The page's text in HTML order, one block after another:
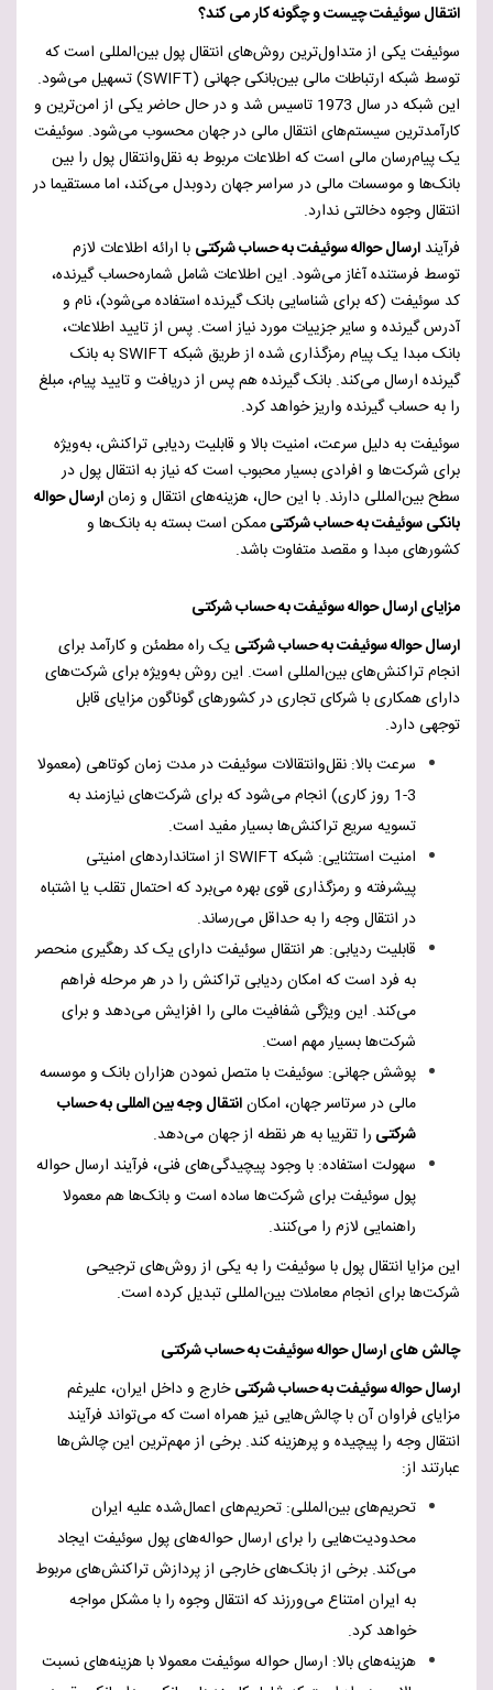
انتقال سوئیفت چیست و چگونه کار می کند؟
سوئیفت یکی از متداول‌ترین روش‌های انتقال پول بین‌المللی است که
توسط شبکه ارتباطات مالی بین‌بانکی جهانی (SWIFT) تسهیل می‌شود.
این شبکه در سال 1973 تاسیس شد و در حال حاضر یکی از امن‌ترین و
کارآمدترین سیستم‌های انتقال مالی در جهان محسوب می‌شود. سوئیفت
یک پیام‌رسان مالی است که اطلاعات مربوط به نقل‌وانتقال پول را بین
بانک‌ها و موسسات مالی در سراسر جهان ردوبدل می‌کند، اما مستقیما در
انتقال وجوه دخالتی ندارد.
فرآیند ارسال حواله سوئیفت به حساب شرکتی با ارائه اطلاعات لازم
توسط فرستنده آغاز می‌شود. این اطلاعات شامل شماره‌حساب گیرنده،
کد سوئیفت (که برای شناسایی بانک گیرنده استفاده می‌شود)، نام و
آدرس گیرنده و سایر جزییات مورد نیاز است. پس از تایید اطلاعات،
بانک مبدا یک پیام رمزگذاری شده از طریق شبکه SWIFTبه بانک
گیرنده ارسال می‌کند. بانک گیرنده هم پس از دریافت و تایید پیام، مبلغ
را به حساب گیرنده واریز خواهد کرد.
سوئیفت به دلیل سرعت، امنیت بالا و قابلیت ردیابی تراکنش، به‌ویژه
برای شرکت‌ها و افرادی بسیار محبوب است که نیاز به انتقال پول در
سطح بین‌المللی دارند. با این حال، هزینه‌های انتقال و زمانارسال حواله
بانکی سوئیفت به حساب شرکتیممکن است بسته به بانک‌ها و
کشورهای مبدا و مقصد متفاوت باشد.
مزایای ارسال حواله سوئیفت به حساب شرکتی
ارسال حواله سوئیفت به حساب شرکتی یک راه مطمئن و کارآمد برای
انجام تراکنش‌های بین‌المللی است. این روش به‌ویژه برای شرکت‌های
دارای همکاری با شرکای تجاری در کشورهای گوناگون مزایای قابل
توجهی دارد.
سرعت بالا: نقل‌وانتقالات سوئیفت در مدت زمان کوتاهی (معمولا
3-1 روز کاری) انجام می‌شود که برای شرکت‌های نیازمند به
تسویه سریع تراکنش‌ها بسیار مفید است.
امنیت استثنایی: شبکه SWIFT از استانداردهای امنیتی
پیشرفته و رمزگذاری قوی بهره می‌برد که احتمال تقلب یا اشتباه
در انتقال وجه را به حداقل می‌رساند.
قابلیت ردیابی: هر انتقال سوئیفت دارای یک کد رهگیری منحصر
به فرد است که امکان ردیابی تراکنش را در هر مرحله فراهم
می‌کند. این ویژگی شفافیت مالی را افزایش می‌دهد و برای
شرکت‌ها بسیار مهم است.
پوشش جهانی: سوئیفت با متصل نمودن هزاران بانک و موسسه
مالی در سرتاسر جهان، امکانانتقال وجه بین المللی به حساب
شرکتی را تقریبا به هر نقطه از جهان می‌دهد.
سهولت استفاده: با وجود پیچیدگی‌های فنی، فرآیند ارسال حواله
پول سوئیفت برای شرکت‌ها ساده است و بانک‌ها هم معمولا
راهنمایی لازم را می‌کنند.
این مزایا انتقال پول با سوئیفت را به یکی از روش‌های ترجیحی
شرکت‌ها برای انجام معاملات بین‌المللی تبدیل کرده است.
چالش های ارسال حواله سوئیفت به حساب شرکتی
ارسال حواله سوئیفت به حساب شرکتیخارج و داخل ایران، علیرغم
مزایای فراوان آن با چالش‌هایی نیز همراه است که می‌تواند فرآیند
انتقال وجه را پیچیده و پرهزینه کند. برخی از مهم‌ترین این چالش‌ها
عبارتند از:
تحریم‌های بین‌المللی: تحریم‌های اعمال‌شده علیه ایران
محدودیت‌هایی را برای ارسال حواله‌های پول سوئیفت ایجاد
می‌کند. برخی از بانک‌های خارجی از پردازش تراکنش‌های مربوط
به ایران امتناع می‌ورزند که انتقال وجوه را با مشکل مواجه
خواهد کرد.
هزینه‌های بالا: ارسال حواله سوئیفت معمولا با هزینه‌های نسبت